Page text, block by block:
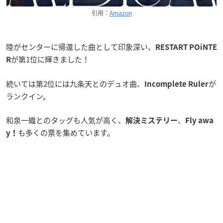
引用： Amazon
陸がセンターに帰還した曲として印象深い、
RESTART POiNTE
Rが第1位に輝きました！
続いては第2位には九条天とのデュオ曲、 Incomplete Rulerが
ランクイン。
和泉一織とのタッグも人気が高く、 解決ミステリー、
Fly awa
y！ も多くの票を集めています。